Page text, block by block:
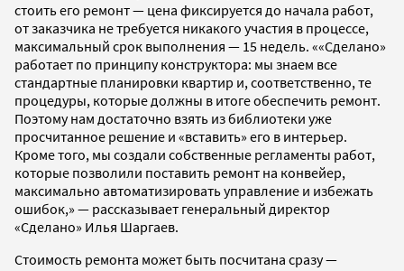
стоить его ремонт — цена фиксируется до начала работ,
от заказчика не требуется никакого участия в процессе,
максимальный срок выполнения — 15 недель. ««Сделано»
работает по принципу конструктора: мы знаем все
стандартные планировки квартир и, соответственно, те
процедуры, которые должны в итоге обеспечить ремонт.
Поэтому нам достаточно взять из библиотеки уже
просчитанное решение и «вставить» его в интерьер.
Кроме того, мы создали собственные регламенты работ,
которые позволили поставить ремонт на конвейер,
максимально автоматизировать управление и избежать
ошибок,» — рассказывает генеральный директор
«Сделано» Илья Шаргаев.
Стоимость ремонта может быть посчитана сразу —